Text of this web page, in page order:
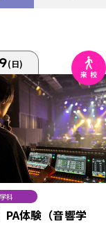
(日)
科
PA体験（音響学